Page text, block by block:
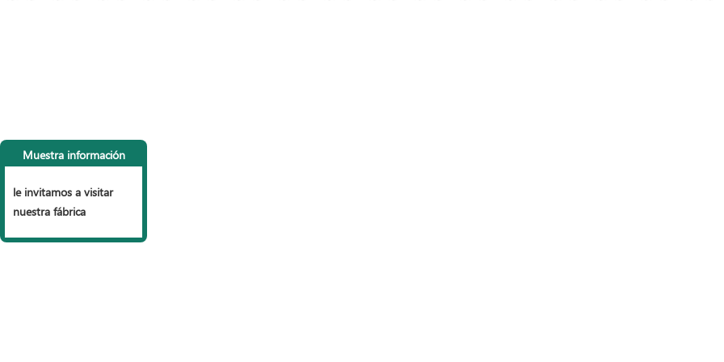
+86 151 2785 3999
Fax: +86 318 7522555
Muestra información
le invitamos a visitar
nuestra fábrica